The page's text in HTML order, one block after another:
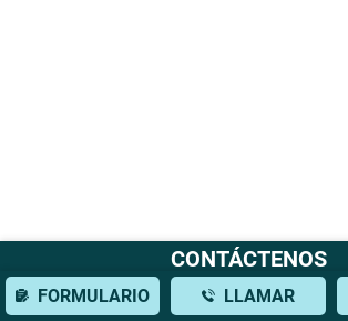
CONTÁCTENOS
FORMULARIO LLAMAR